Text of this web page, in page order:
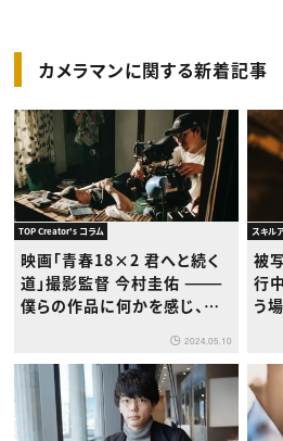
カメラマンに関する新着記事
TOP Creator's コラム
映画「青春18×2 君へと続く
道」撮影監督 今村圭佑 ———
僕らの作品に何かを感じ、映
かもしれない。だからこだわる
ことを諦めない。
2024.05.10
スキル
被
行
う